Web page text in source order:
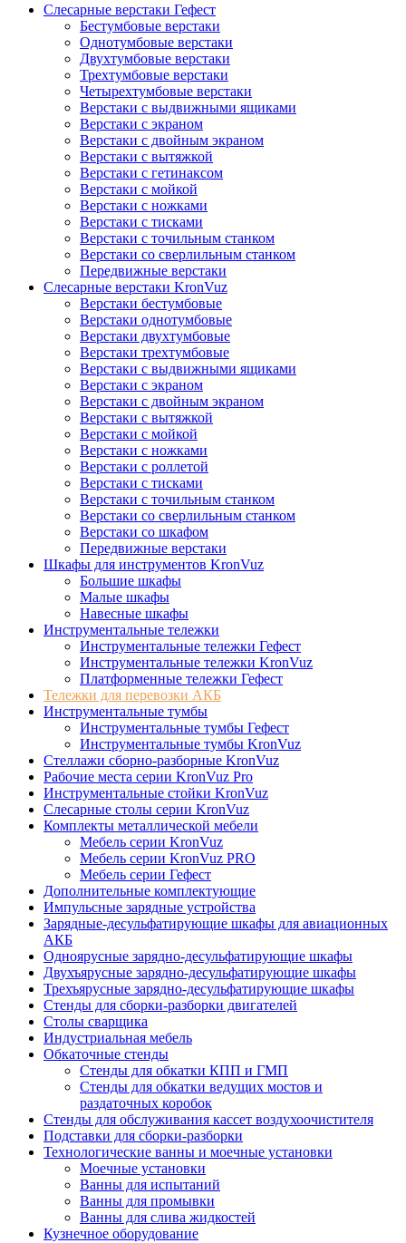
Слесарные верстаки Гефест
Бестумбовые верстаки
Однотумбовые верстаки
Двухтумбовые верстаки
Трехтумбовые верстаки
Четырехтумбовые верстаки
Верстаки с выдвижными ящиками
Верстаки с экраном
Верстаки с двойным экраном
Верстаки с вытяжкой
Верстаки с гетинаксом
Верстаки с мойкой
Верстаки с ножками
Верстаки с тисками
Верстаки с точильным станком
Верстаки со сверлильным станком
Передвижные верстаки
Слесарные верстаки KronVuz
Верстаки бестумбовые
Верстаки однотумбовые
Верстаки двухтумбовые
Верстаки трехтумбовые
Верстаки с выдвижными ящиками
Верстаки с экраном
Верстаки с двойным экраном
Верстаки с вытяжкой
Верстаки с мойкой
Верстаки с ножками
Верстаки с роллетой
Верстаки с тисками
Верстаки с точильным станком
Верстаки со сверлильным станком
Верстаки со шкафом
Передвижные верстаки
Шкафы для инструментов KronVuz
Большие шкафы
Малые шкафы
Навесные шкафы
Инструментальные тележки
Инструментальные тележки Гефест
Инструментальные тележки KronVuz
Платформенные тележки Гефест
Тележки для перевозки АКБ
Инструментальные тумбы
Инструментальные тумбы Гефест
Инструментальные тумбы KronVuz
Стеллажи сборно-разборные KronVuz
Рабочие места серии KronVuz Pro
Инструментальные стойки KronVuz
Слесарные столы серии KronVuz
Комплекты металлической мебели
Мебель серии KronVuz
Мебель серии KronVuz PRO
Мебель серии Гефест
Дополнительные комплектующие
Импульсные зарядные устройства
Зарядные-десульфатирующие шкафы для авиационных
АКБ
Одноярусные зарядно-десульфатирующие шкафы
Двухъярусные зарядно-десульфатирующие шкафы
Трехъярусные зарядно-десульфатирующие шкафы
Стенды для сборки-разборки двигателей
Столы сварщика
Индустриальная мебель
Обкаточные стенды
Стенды для обкатки КПП и ГМП
Стенды для обкатки ведущих мостов и
раздаточных коробок
Стенды для обслуживания кассет воздухоочистителя
Подставки для сборки-разборки
Технологические ванны и моечные установки
Моечные установки
Ванны для испытаний
Ванны для промывки
Ванны для слива жидкостей
Кузнечное оборудование